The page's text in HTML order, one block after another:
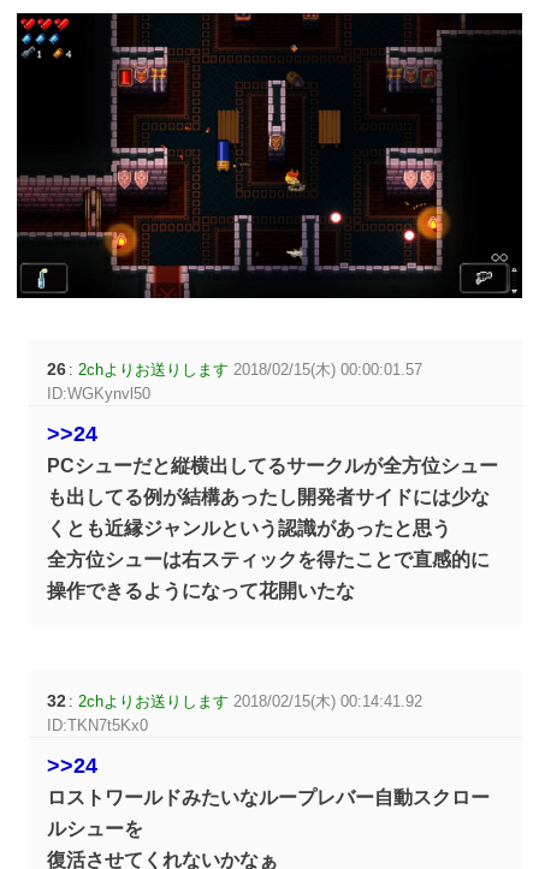
26 :2chよりお送りします 2018/02/15(木) 00:00:01.57
ID:WGKynvl50
>>24
PCシューだと縦横出してるサークルが全方位シュー
も出してる例が結構あったし開発者サイドには少な
くとも近縁ジャンルという認識があったと思う
全方位シューは右スティックを得たことで直感的に
操作できるようになって花開いたな
32 :2chよりお送りします 2018/02/15(木) 00:14:41.92
ID:TKN7t5Kx0
>>24
ロストワールドみたいなループレバー自動スクロー
ルシューを
復活させてくれないかなぁ